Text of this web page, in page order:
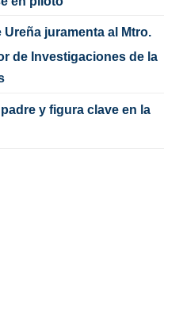
Ureña juramenta al Mtro.
de Investigaciones de la
y figura clave en la